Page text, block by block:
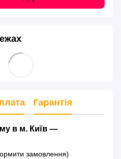
Гарантія
в м. Київ —
замовлення)